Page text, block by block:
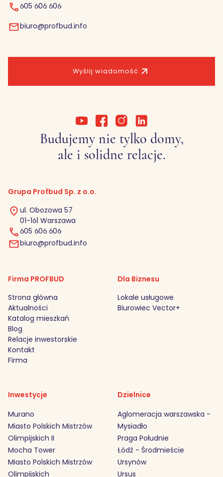
Wyślij wiadomość
605 606 606
biuro@profbud.info
Budujemy nie tylko domy,
ale i solidne relacje.
Grupa Profbud Sp. z o.o.
ul. Obozowa 57
01-161 Warszawa
605 606 606
biuro@profbud.info
Firma PROFBUD
Strona główna
Aktualności
Katalog mieszkań
Blog
Relacje inwestorskie
Kontakt
Firma
Dla Biznesu
Lokale usługowe
Biurowiec Vector+
Inwestycje
Murano
Miasto Polskich Mistrzów
Olimpijskich II
Mocha Tower
Miasto Polskich Mistrzów
Olimpijskich
Dzielnice
Aglomeracja warszawska -
Mysiadło
Praga Południe
Łódź - Środmieście
Ursynów
Ursus